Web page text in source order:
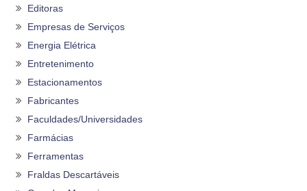
Editoras
Empresas de Serviços
Energia Elétrica
Entretenimento
Estacionamentos
Fabricantes
Faculdades/Universidades
Farmácias
Ferramentas
Fraldas Descartáveis